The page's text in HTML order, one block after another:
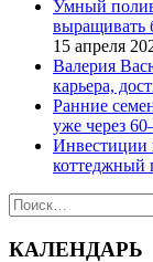
Умный
выращивать
15 апреля
Валерия
карьера,
Ранние
уже через
Инвестиции
коттеджный
Найти:
КАЛЕНДАРЬ